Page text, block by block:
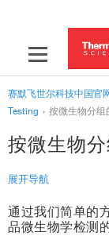
赛默飞世尔科技中国官
Testing › 按微生物分组
按微生物
展开导航
SARS-CoV-2 包装
通过我们简单的
品微生物学检测